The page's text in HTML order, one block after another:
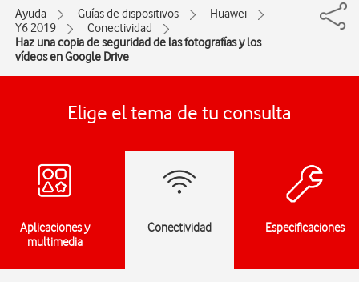
Ayuda Guías de dispositivos
Huawei
Y6 2019
Conectividad
Haz una copia de seguridad de las fotografías y los
vídeos en Google Drive
Elige el tema de tu consulta
Aplicaciones y
multimedia
Conectividad Especificaciones